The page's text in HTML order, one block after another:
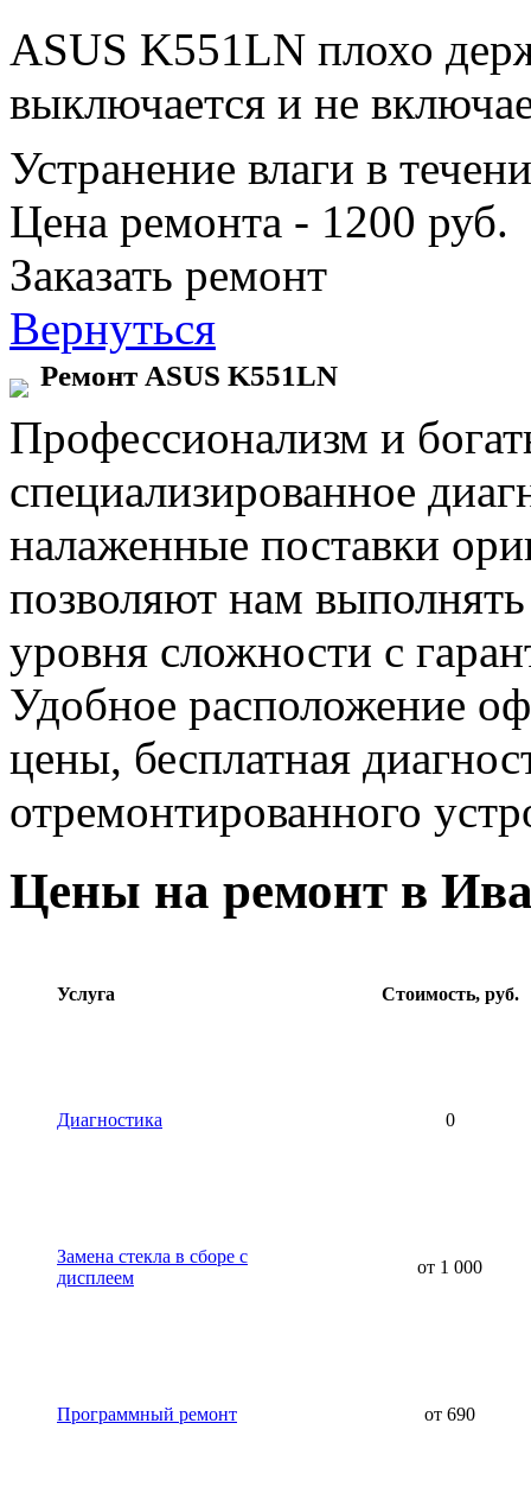
ASUS K551LN плохо
выключается и не
Устранение влаги в
Цена ремонта - 1200 руб.
Заказать ремонт
Вернуться
Ремонт ASUS K551LN
Профессионализм и
специализированное
налаженные поставки
позволяют нам
уровня сложности с
Удобное расположение
цены, бесплатная
отремонтированного
Цены на ремонт в
Услуга Стоимость, руб.
Диагностика 0
Замена стекла в сборе с
дисплеем
от 1 000
Программный ремонт от 690